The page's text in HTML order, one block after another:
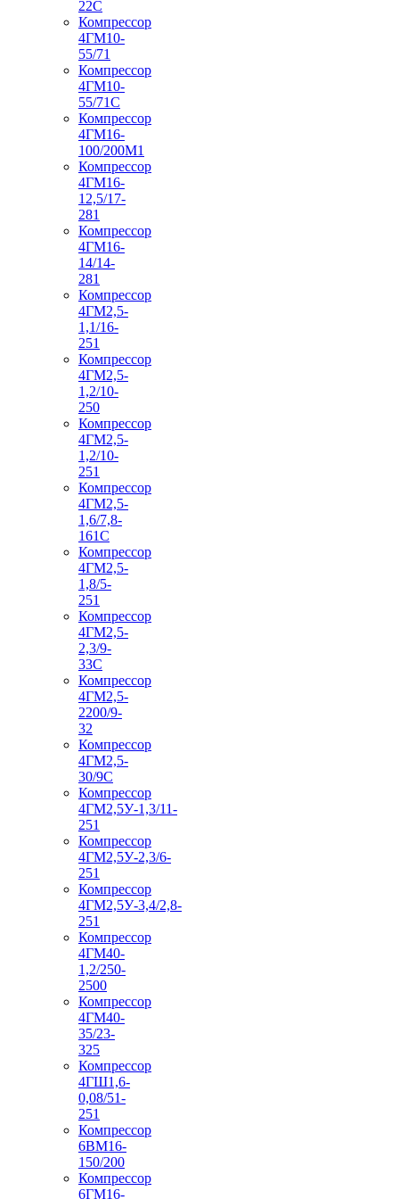
22С
Компрессор
4ГМ10-
55/71
Компрессор
4ГМ10-
55/71С
Компрессор
4ГМ16-
100/200М1
Компрессор
4ГМ16-
12,5/17-
281
Компрессор
4ГМ16-
14/14-
281
Компрессор
4ГМ2,5-
1,1/16-
251
Компрессор
4ГМ2,5-
1,2/10-
250
Компрессор
4ГМ2,5-
1,2/10-
251
Компрессор
4ГМ2,5-
1,6/7,8-
161С
Компрессор
4ГМ2,5-
1,8/5-
251
Компрессор
4ГМ2,5-
2,3/9-
33С
Компрессор
4ГМ2,5-
2200/9-
32
Компрессор
4ГМ2,5-
30/9С
Компрессор
4ГМ2,5У-1,3/11-
251
Компрессор
4ГМ2,5У-2,3/6-
251
Компрессор
4ГМ2,5У-3,4/2,8-
251
Компрессор
4ГМ40-
1,2/250-
2500
Компрессор
4ГМ40-
35/23-
325
Компрессор
4ГШ1,6-
0,08/51-
251
Компрессор
6ВМ16-
150/200
Компрессор
6ГМ16-